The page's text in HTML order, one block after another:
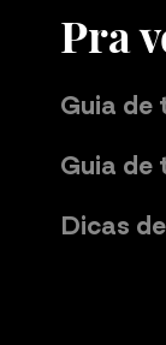
Pra
Guia de
Guia de
Dicas